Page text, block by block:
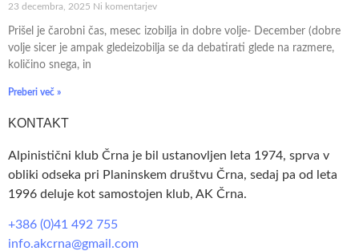
23 decembra, 2025 Ni komentarjev
Prišel je čarobni čas, mesec izobilja in dobre volje- December (dobre
volje sicer je ampak gledeizobilja se da debatirati glede na razmere,
količino snega, in
Preberi več »
KONTAKT
Alpinistični klub Črna je bil ustanovljen leta 1974, sprva v
obliki odseka pri Planinskem društvu Črna, sedaj pa od leta
1996 deluje kot samostojen klub, AK Črna.
+386 (0)41 492 755
info.akcrna@gmail.com